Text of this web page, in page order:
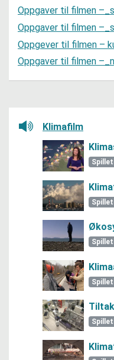
Oppgaver til filmen
Oppgaver til filmen
Oppgever til filmen –
Oppgaver til filmen
Klimafilm
Lytt her